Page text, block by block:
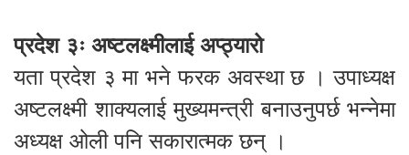
प्रदेश ३ः अष्टलक्ष्मीलाई अप्ठ्यारो
यता प्रदेश ३ मा भने फरक अवस्था छ । उपाध्यक्ष
अष्टलक्ष्मी शाक्यलाई मुख्यमन्त्री बनाउनुपर्छ भन्नेमा
अध्यक्ष ओली पनि सकारात्मक छन् ।